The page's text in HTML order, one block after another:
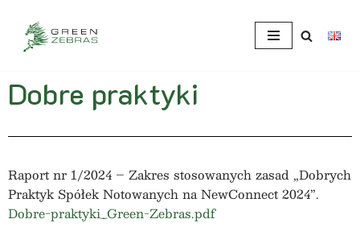
Przejdź
treści
Dobre praktyki
Raport nr 1/2024 – Zakres stosowanych zasad „Dobrych
Praktyk Spółek Notowanych na NewConnect 2024”.
Dobre-praktyki_Green-Zebras.pdf